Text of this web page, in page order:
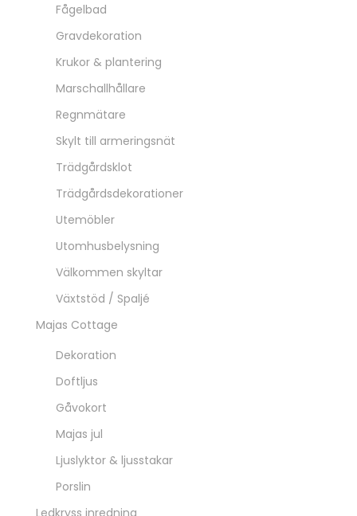
Fågelbad
Gravdekoration
Krukor & plantering
Marschallhållare
Regnmätare
Skylt till armeringsnät
Trädgårdsklot
Trädgårdsdekorationer
Utemöbler
Utomhusbelysning
Välkommen skyltar
Växtstöd / Spaljé
Majas Cottage
Dekoration
Doftljus
Gåvokort
Majas jul
Ljuslyktor & ljusstakar
Porslin
Ledkryss inredning